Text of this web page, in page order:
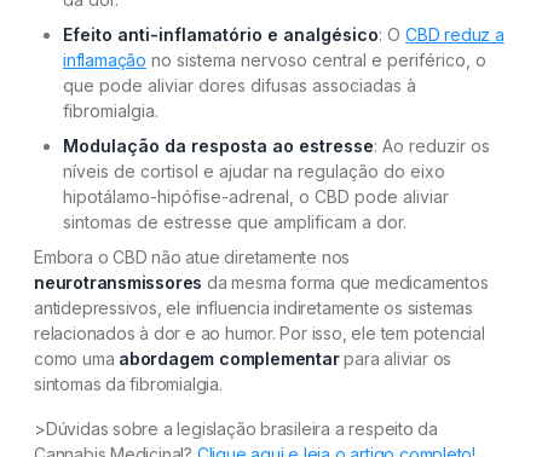
Efeito anti-inflamatório e analgésico: O CBD reduz a
inflamação no sistema nervoso central e periférico, o
que pode aliviar dores difusas associadas à
fibromialgia.
Modulação da resposta ao estresse: Ao reduzir os
níveis de cortisol e ajudar na regulação do eixo
hipotálamo-hipófise-adrenal, o CBD pode aliviar
sintomas de estresse que amplificam a dor.
Embora o CBD não atue diretamente nos
neurotransmissores da mesma forma que medicamentos
antidepressivos, ele influencia indiretamente os sistemas
relacionados à dor e ao humor. Por isso, ele tem potencial
como uma abordagem complementarpara aliviar os
sintomas da fibromialgia.
>Dúvidas sobre a legislação brasileira a respeito da